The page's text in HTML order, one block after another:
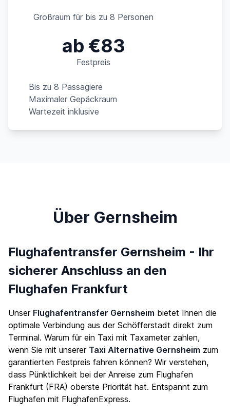
Großraum für bis zu 8 Personen
ab €83
Festpreis
Bis zu 8 Passagiere
Maximaler Gepäckraum
Wartezeit inklusive
Über Gernsheim
Flughafentransfer Gernsheim - Ihr
sicherer Anschluss an den
Flughafen Frankfurt
Unser Flughafentransfer Gernsheim bietet Ihnen die
optimale Verbindung aus der Schöfferstadt direkt zum
Terminal. Warum für ein Taxi mit Taxameter zahlen,
wenn Sie mit unserer Taxi Alternative Gernsheim zum
garantierten Festpreis fahren können? Wir verstehen,
dass Pünktlichkeit bei der Anreise zum Flughafen
Frankfurt (FRA) oberste Priorität hat. Entspannt zum
Flughafen mit FlughafenExpress.